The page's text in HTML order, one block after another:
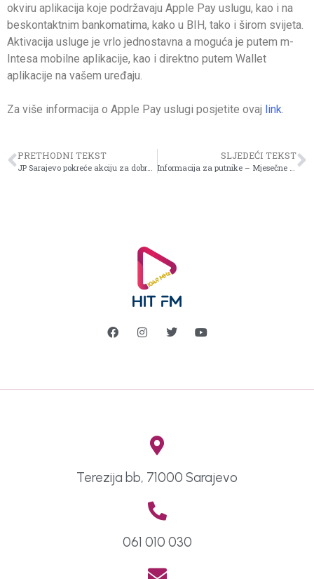
okviru aplikacija koje podržavaju Apple Pay uslugu, kao i na
beskontaktnim bankomatima, kako u BIH, tako i širom svijeta.
Aktivacija usluge je vrlo jednostavna a moguća je putem m-
Intesa mobilne aplikacije, kao i direktno putem Wallet
aplikacije na vašem uređaju.
Za više informacija o Apple Pay uslugi posjetite ovaj link.
PRETHODNI TEKST SLJEDEĆI TEKST
Terezija bb, 71000 Sarajevo
061 010 030